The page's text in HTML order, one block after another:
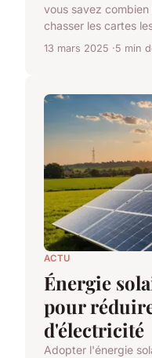
vous savez
chasser les cartes
13 mars 2025 5 min
ACTU
Énergie
pour
d'électricité
Adopter l'énergie